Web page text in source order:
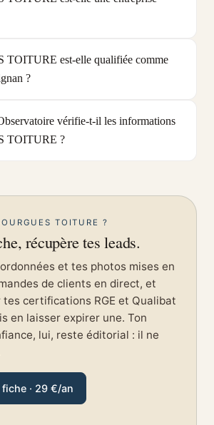
TOITURE est-elle qualifiée comme
?
vérifie-t-il les informations
TOITURE ?
TOITURE ?
récupère tes leads.
et tes photos mises en
de clients en direct, et
tes certifications RGE et Qualibat
en laisser expirer une. Ton
lui, reste éditorial : il ne
· 29 €/an